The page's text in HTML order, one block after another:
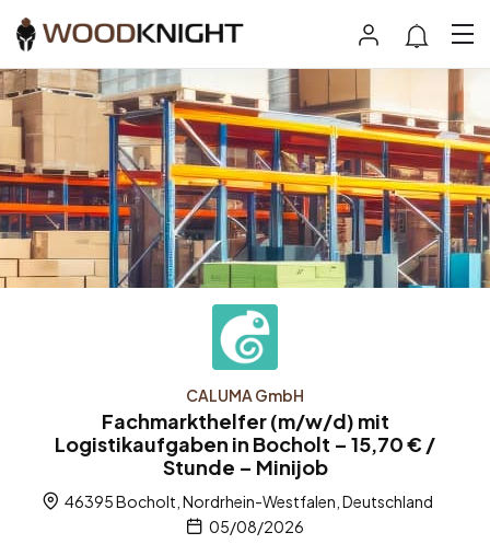
CALUMA GmbH
Fachmarkthelfer (m/w/d) mit
Logistikaufgaben in Bocholt – 15,70 € /
Stunde – Minijob
46395 Bocholt, Nordrhein-Westfalen, Deutschland
05/08/2026